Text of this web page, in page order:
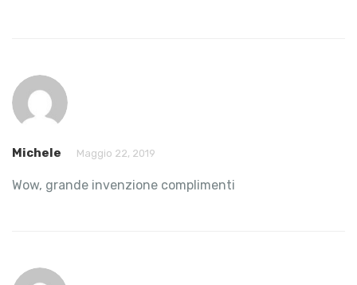
Michele Maggio 22, 2019
Wow, grande invenzione complimenti